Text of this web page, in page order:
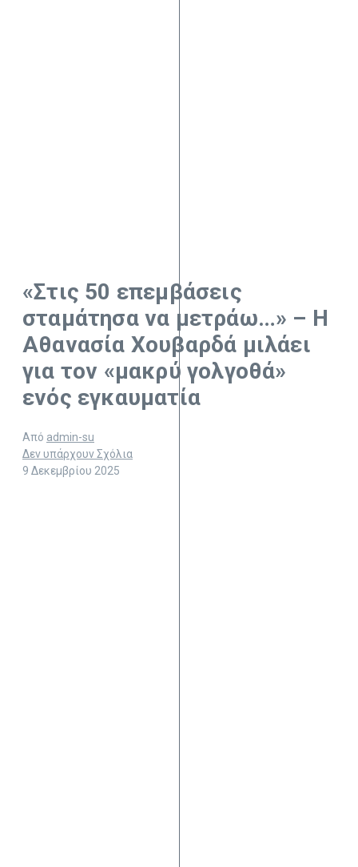
«Στις 50 επεµβάσεις
σταµάτησα να µετράω…» – Η
Αθανασία Χουβαρδά μιλάει
για τον «μακρύ γολγοθά»
ενός εγκαυματία
Από admin-su
Δεν υπάρχουν Σχόλια
9 Δεκεμβρίου 2025